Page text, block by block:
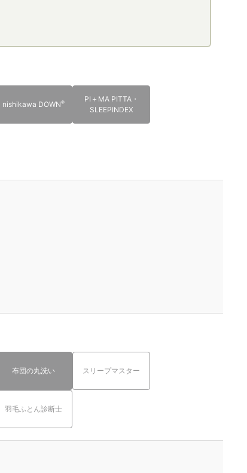
nishikawa DOWN®
PI＋MA PITTA・
SLEEPINDEX
布団の丸洗い スリープマスター
羽毛ふとん診断士